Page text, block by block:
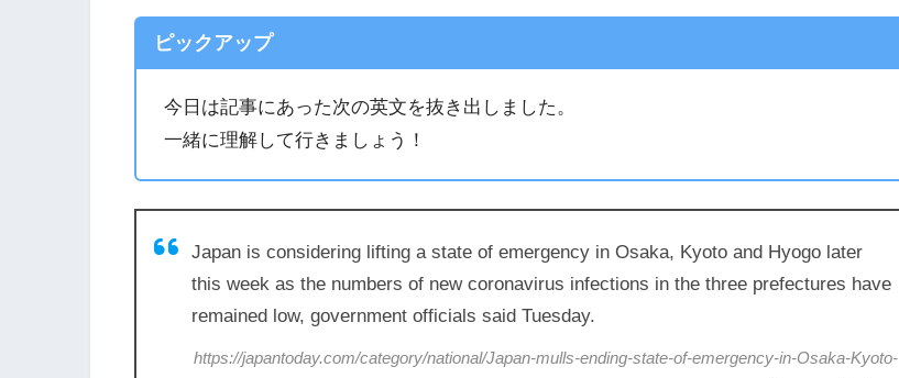
ピックアップ
今日は記事にあった次の英文を抜き出しました。
一緒に理解して行きましょう！
Japan is considering lifting a state of emergency in Osaka, Kyoto and Hyogo later
this week as the numbers of new coronavirus infections in the three prefectures have
remained low, government officials said Tuesday.
https://japantoday.com/category/national/Japan-mulls-ending-state-of-emergency-in-Osaka-Kyoto-